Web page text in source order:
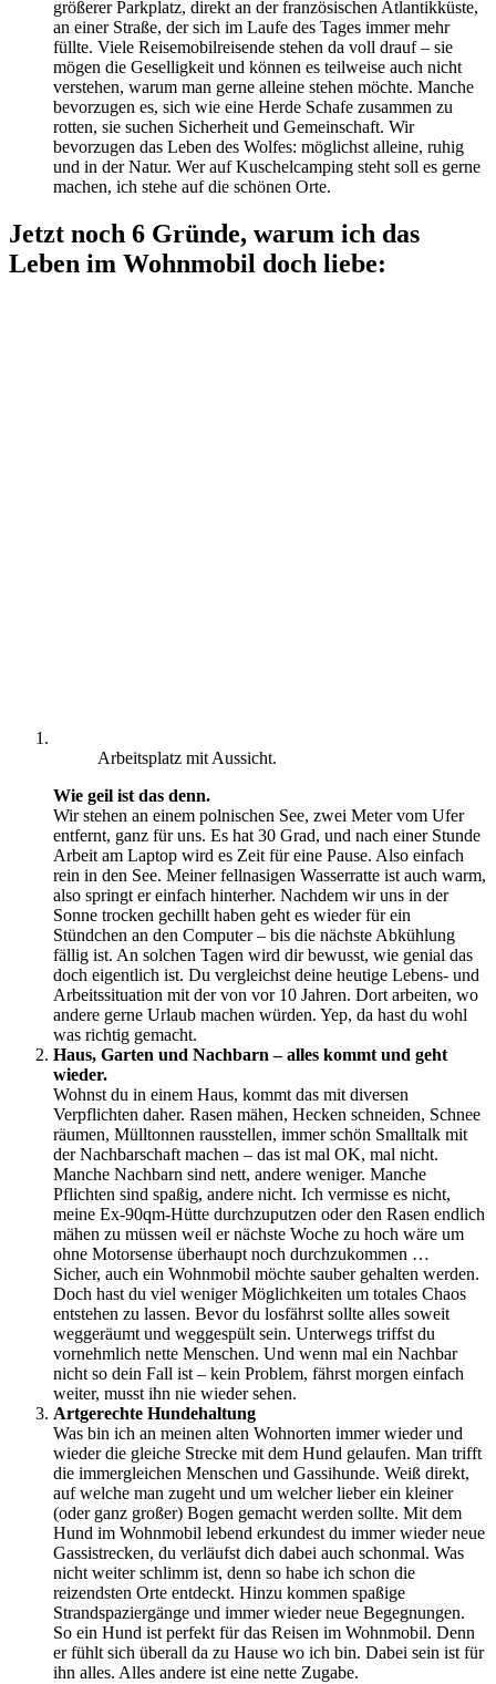
größerer Parkplatz, direkt an der französischen Atlantikküste,
an einer Straße, der sich im Laufe des Tages immer mehr
füllte. Viele Reisemobilreisende stehen da voll drauf – sie
mögen die Geselligkeit und können es teilweise auch nicht
verstehen, warum man gerne alleine stehen möchte. Manche
bevorzugen es, sich wie eine Herde Schafe zusammen zu
rotten, sie suchen Sicherheit und Gemeinschaft. Wir
bevorzugen das Leben des Wolfes: möglichst alleine, ruhig
und in der Natur. Wer auf Kuschelcamping steht soll es gerne
machen, ich stehe auf die schönen Orte.
Jetzt noch 6 Gründe, warum ich das
Leben im Wohnmobil doch liebe:
Arbeitsplatz mit Aussicht.
Wie geil ist das denn.
Wir stehen an einem polnischen See, zwei Meter vom Ufer
entfernt, ganz für uns. Es hat 30 Grad, und nach einer Stunde
Arbeit am Laptop wird es Zeit für eine Pause. Also einfach
rein in den See. Meiner fellnasigen Wasserratte ist auch warm,
also springt er einfach hinterher. Nachdem wir uns in der
Sonne trocken gechillt haben geht es wieder für ein
Stündchen an den Computer – bis die nächste Abkühlung
fällig ist. An solchen Tagen wird dir bewusst, wie genial das
doch eigentlich ist. Du vergleichst deine heutige Lebens- und
Arbeitssituation mit der von vor 10 Jahren. Dort arbeiten, wo
andere gerne Urlaub machen würden. Yep, da hast du wohl
was richtig gemacht.
Haus, Garten und Nachbarn – alles kommt und geht
wieder.
Wohnst du in einem Haus, kommt das mit diversen
Verpflichten daher. Rasen mähen, Hecken schneiden, Schnee
räumen, Mülltonnen rausstellen, immer schön Smalltalk mit
der Nachbarschaft machen – das ist mal OK, mal nicht.
Manche Nachbarn sind nett, andere weniger. Manche
Pflichten sind spaßig, andere nicht. Ich vermisse es nicht,
meine Ex-90qm-Hütte durchzuputzen oder den Rasen endlich
mähen zu müssen weil er nächste Woche zu hoch wäre um
ohne Motorsense überhaupt noch durchzukommen …
Sicher, auch ein Wohnmobil möchte sauber gehalten werden.
Doch hast du viel weniger Möglichkeiten um totales Chaos
entstehen zu lassen. Bevor du losfährst sollte alles soweit
weggeräumt und weggespült sein. Unterwegs triffst du
vornehmlich nette Menschen. Und wenn mal ein Nachbar
nicht so dein Fall ist – kein Problem, fährst morgen einfach
weiter, musst ihn nie wieder sehen.
Artgerechte Hundehaltung
Was bin ich an meinen alten Wohnorten immer wieder und
wieder die gleiche Strecke mit dem Hund gelaufen. Man trifft
die immergleichen Menschen und Gassihunde. Weiß direkt,
auf welche man zugeht und um welcher lieber ein kleiner
(oder ganz großer) Bogen gemacht werden sollte. Mit dem
Hund im Wohnmobil lebend erkundest du immer wieder neue
Gassistrecken, du verläufst dich dabei auch schonmal. Was
nicht weiter schlimm ist, denn so habe ich schon die
reizendsten Orte entdeckt. Hinzu kommen spaßige
Strandspaziergänge und immer wieder neue Begegnungen.
So ein Hund ist perfekt für das Reisen im Wohnmobil. Denn
er fühlt sich überall da zu Hause wo ich bin. Dabei sein ist für
ihn alles. Alles andere ist eine nette Zugabe.